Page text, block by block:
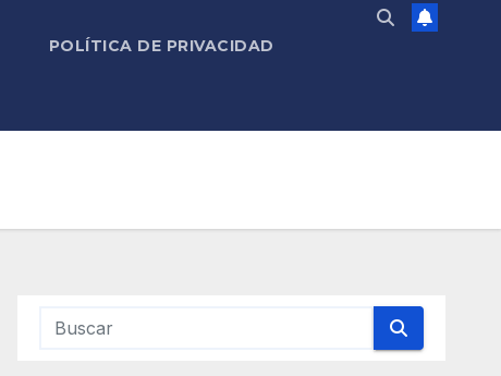
POLÍTICA DE PRIVACIDAD